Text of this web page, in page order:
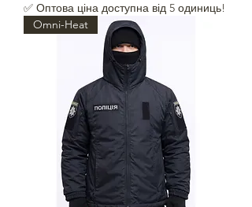
✅ Оптова ціна доступна від 5 одиниць!
Omni-Heat